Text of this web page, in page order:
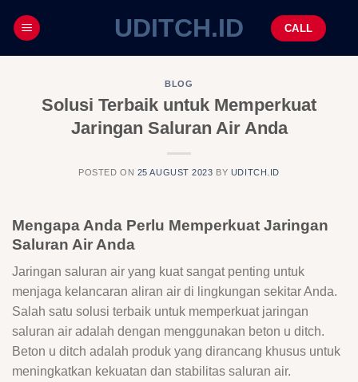
UDITCH.ID CALL
BLOG
Solusi Terbaik untuk Memperkuat
Jaringan Saluran Air Anda
POSTED ON 25 AUGUST 2023 BY UDITCH.ID
Mengapa Anda Perlu Memperkuat Jaringan
Saluran Air Anda
Jaringan saluran air yang kuat sangat penting untuk
menjaga kelancaran aliran air di lingkungan sekitar Anda.
Salah satu solusi terbaik untuk memperkuat jaringan
saluran air adalah dengan menggunakan beton u ditch.
Beton u ditch adalah produk yang dirancang khusus untuk
meningkatkan kekuatan dan stabilitas saluran air.